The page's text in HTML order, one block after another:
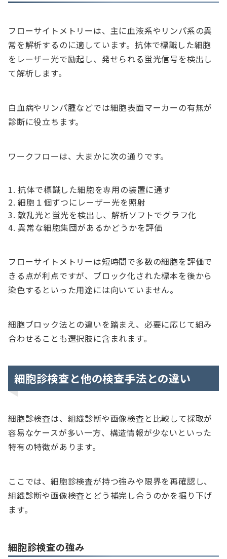
フローサイトメトリーは、主に血液系やリンパ系の異
常を解析するのに適しています。抗体で標識した細胞
をレーザー光で励起し、発せられる蛍光信号を検出し
て解析します。
白血病やリンパ腫などでは細胞表面マーカーの有無が
診断に役立ちます。
ワークフローは、大まかに次の通りです。
抗体で標識した細胞を専用の装置に通す
細胞１個ずつにレーザー光を照射
散乱光と蛍光を検出し、解析ソフトでグラフ化
異常な細胞集団があるかどうかを評価
フローサイトメトリーは短時間で多数の細胞を評価で
きる点が利点ですが、ブロック化された標本を後から
染色するといった用途には向いていません。
細胞ブロック法との違いを踏まえ、必要に応じて組み
合わせることも選択肢に含まれます。
細胞診検査と他の検査手法との違い
細胞診検査は、組織診断や画像検査と比較して採取が
容易なケースが多い一方、構造情報が少ないといった
特有の特徴があります。
ここでは、細胞診検査が持つ強みや限界を再確認し、
組織診断や画像検査とどう補完し合うのかを掘り下げ
ます。
細胞診検査の強み